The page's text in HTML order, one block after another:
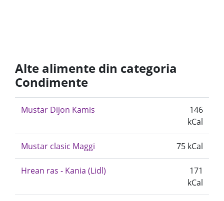
Alte alimente din categoria
Condimente
Mustar Dijon Kamis
146
kCal
Mustar clasic Maggi 75 kCal
Hrean ras - Kania (Lidl)
171
kCal